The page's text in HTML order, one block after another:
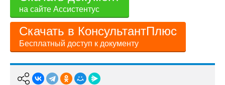
на сайте Ассистентус
Скачать в КонсультантПлюс
Бесплатный доступ к документу